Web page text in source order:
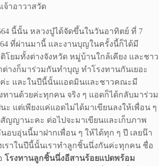
จ้าอาวาสวัด
นี้นั้น หลวงปู่ได้จัดขึ้นในวันอาทิตย์ ที่ 7
ที่ผ่านมานี้ และงานบุญในครั้งนี้ก็ได้มี
ยมทั้งต่างจังหวัด หมู่บ้านใกล้เคียง และชาว
ต่างก็มาร่วมกันทำบุญ ทำโรงทานกันเยอะ
ค่ะ และในปีนี้นั้นแอดมินและชาวคณะมี
ทานด้วยค่ะทุกคน จริง ๆ แอดก็ได้กลับมาร่วม
ะ แต่เพียงแค่แอดไม่ได้มาเขียนลงให้เพื่อน ๆ
ญญานะคะ ต่อไปจะมาเขียนและเก็บภาพ
อบอุ่นนี้มาฝากเพื่อน ๆ ให้ได้ทุก ๆ ปี เลยน๊า
เราในปีนี้นั้นเราทำลูกชิ้นนึ่งกันค่ะทุกคน ชื่อ
โรงทานลูกชิ้นนึ่งอีสานร้อยแปดพร้อม